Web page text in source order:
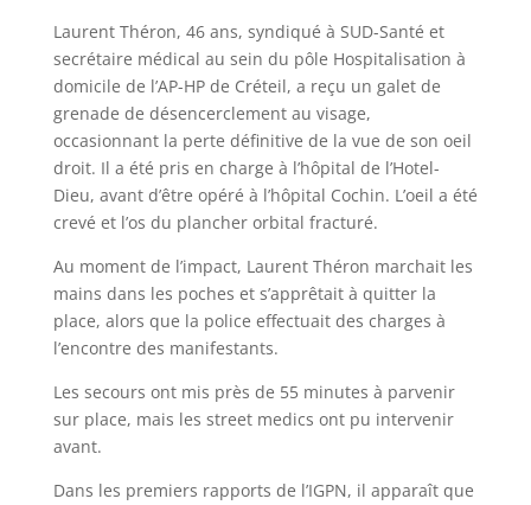
Laurent Théron, 46 ans, syndiqué à SUD-Santé et
secrétaire médical au sein du pôle Hospitalisation à
domicile de l’AP-HP de Créteil, a reçu un galet de
grenade de désencerclement au visage,
occasionnant la perte définitive de la vue de son oeil
droit. Il a été pris en charge à l’hôpital de l’Hotel-
Dieu, avant d’être opéré à l’hôpital Cochin. L’oeil a été
crevé et l’os du plancher orbital fracturé.
Au moment de l’impact, Laurent Théron marchait les
mains dans les poches et s’apprêtait à quitter la
place, alors que la police effectuait des charges à
l’encontre des manifestants.
Les secours ont mis près de 55 minutes à parvenir
sur place, mais les street medics ont pu intervenir
avant.
Dans les premiers rapports de l’IGPN, il apparaît que